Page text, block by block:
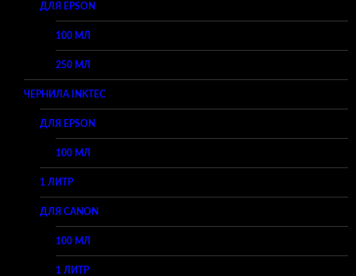
ДЛЯ EPSON
100 МЛ
250 МЛ
ЧЕРНИЛА INKTEC
ДЛЯ EPSON
100 МЛ
1 ЛИТР
ДЛЯ CANON
100 МЛ
1 ЛИТР